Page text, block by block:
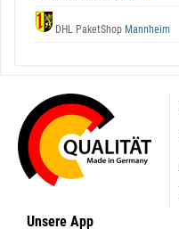
DHL PaketShop Mannheim
Unsere App